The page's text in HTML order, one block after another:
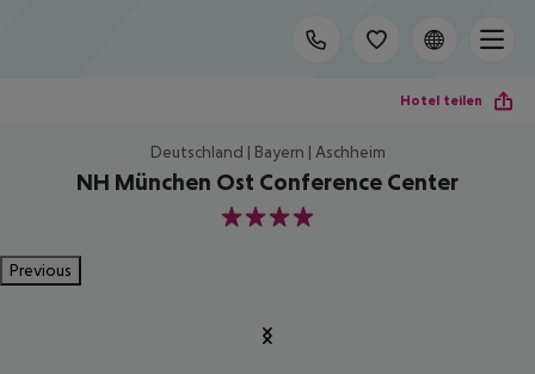
Hotel teilen
Deutschland | Bayern | Aschheim
NH München Ost Conference Center
4
Previous